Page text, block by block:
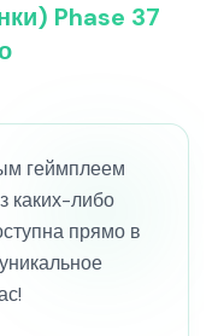
Phase 37
геймплеем
каких-либо
прямо в